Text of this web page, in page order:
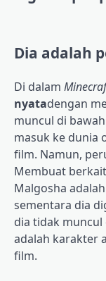
Dia adalah
Di dalam
nyatadengan
muncul di
masuk ke dunia
film. Namun,
Membuat
Malgosha
sementara dia
dia tidak muncul
adalah karakter
film.